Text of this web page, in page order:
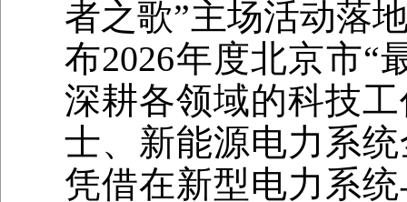
者之歌”主场活动落
布2026年度北京市“
深耕各领域的科技
士、新能源电力系
凭借在新型电力系